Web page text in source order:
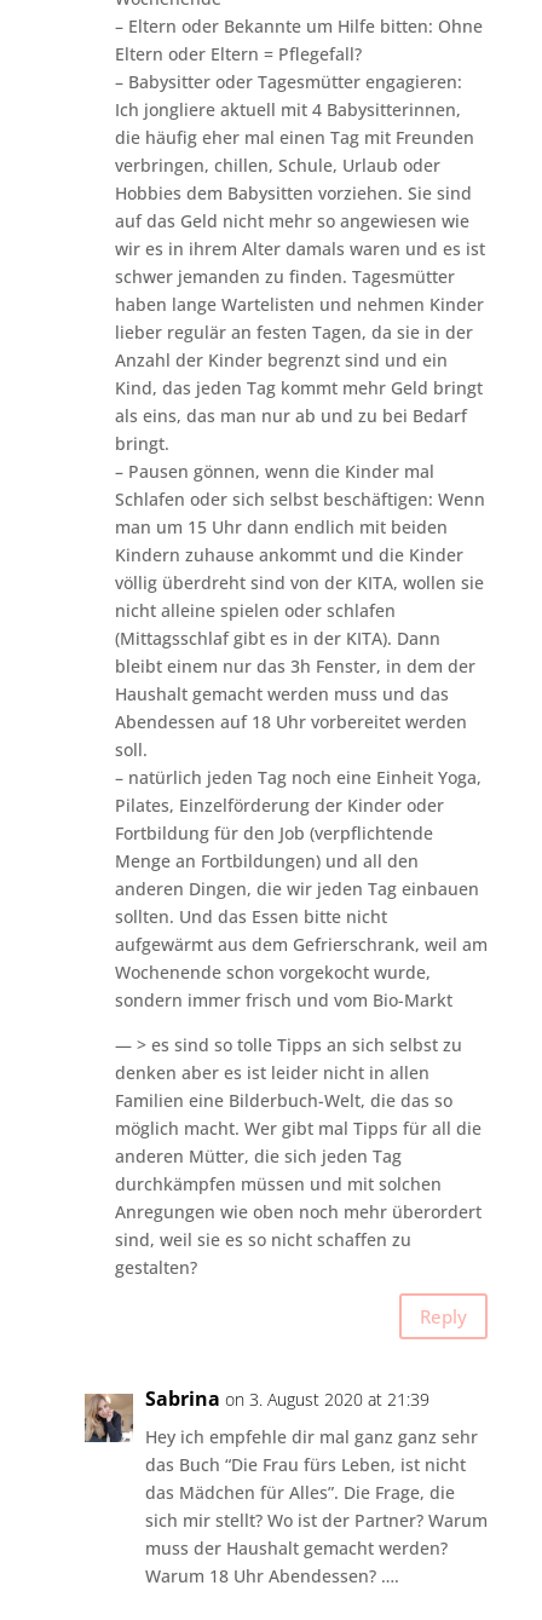
– Eltern oder Bekannte um Hilfe bitten: Ohne
Eltern oder Eltern = Pflegefall?
– Babysitter oder Tagesmütter engagieren:
Ich jongliere aktuell mit 4 Babysitterinnen,
die häufig eher mal einen Tag mit Freunden
verbringen, chillen, Schule, Urlaub oder
Hobbies dem Babysitten vorziehen. Sie sind
auf das Geld nicht mehr so angewiesen wie
wir es in ihrem Alter damals waren und es ist
schwer jemanden zu finden. Tagesmütter
haben lange Wartelisten und nehmen Kinder
lieber regulär an festen Tagen, da sie in der
Anzahl der Kinder begrenzt sind und ein
Kind, das jeden Tag kommt mehr Geld bringt
als eins, das man nur ab und zu bei Bedarf
bringt.
– Pausen gönnen, wenn die Kinder mal
Schlafen oder sich selbst beschäftigen: Wenn
man um 15 Uhr dann endlich mit beiden
Kindern zuhause ankommt und die Kinder
völlig überdreht sind von der KITA, wollen sie
nicht alleine spielen oder schlafen
(Mittagsschlaf gibt es in der KITA). Dann
bleibt einem nur das 3h Fenster, in dem der
Haushalt gemacht werden muss und das
Abendessen auf 18 Uhr vorbereitet werden
soll.
– natürlich jeden Tag noch eine Einheit Yoga,
Pilates, Einzelförderung der Kinder oder
Fortbildung für den Job (verpflichtende
Menge an Fortbildungen) und all den
anderen Dingen, die wir jeden Tag einbauen
sollten. Und das Essen bitte nicht
aufgewärmt aus dem Gefrierschrank, weil am
Wochenende schon vorgekocht wurde,
sondern immer frisch und vom Bio-Markt
— > es sind so tolle Tipps an sich selbst zu
denken aber es ist leider nicht in allen
Familien eine Bilderbuch-Welt, die das so
möglich macht. Wer gibt mal Tipps für all die
anderen Mütter, die sich jeden Tag
durchkämpfen müssen und mit solchen
Anregungen wie oben noch mehr überordert
sind, weil sie es so nicht schaffen zu
gestalten?
Reply
Sabrina on 3. August 2020 at 21:39
Hey ich empfehle dir mal ganz ganz sehr
das Buch “Die Frau fürs Leben, ist nicht
das Mädchen für Alles”. Die Frage, die
sich mir stellt? Wo ist der Partner? Warum
muss der Haushalt gemacht werden?
Warum 18 Uhr Abendessen? ….